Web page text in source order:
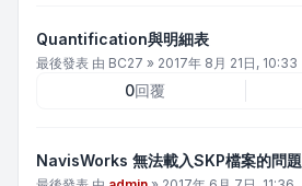
Quantification與明細表
最後發表 由 BC27 » 2017年 8月 21日, 10:33
0回覆
NavisWorks 無法載入SKP檔案的問題